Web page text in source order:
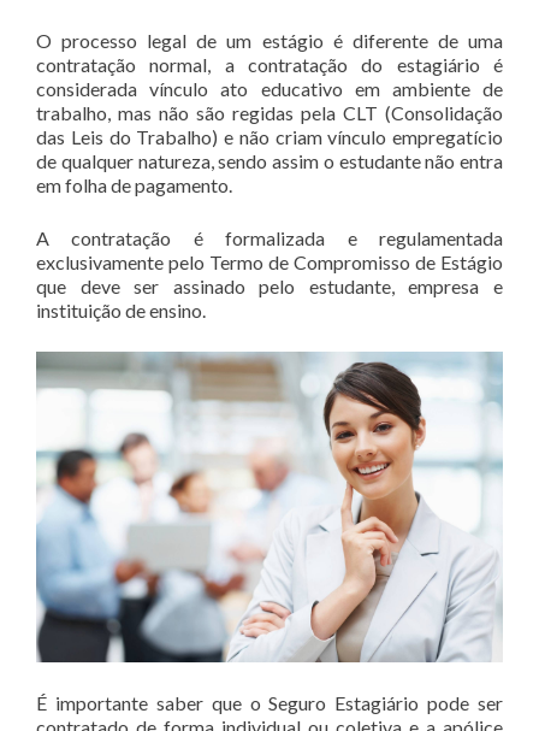
O processo legal de um estágio é diferente de uma
contratação normal, a contratação do estagiário é
considerada vínculo ato educativo em ambiente de
trabalho, mas não são regidas pela CLT (Consolidação
das Leis do Trabalho) e não criam vínculo empregatício
de qualquer natureza, sendo assim o estudante não entra
em folha de pagamento.
A contratação é formalizada e regulamentada
exclusivamente pelo Termo de Compromisso de Estágio
que deve ser assinado pelo estudante, empresa e
instituição de ensino.
É importante saber que o Seguro Estagiário pode ser